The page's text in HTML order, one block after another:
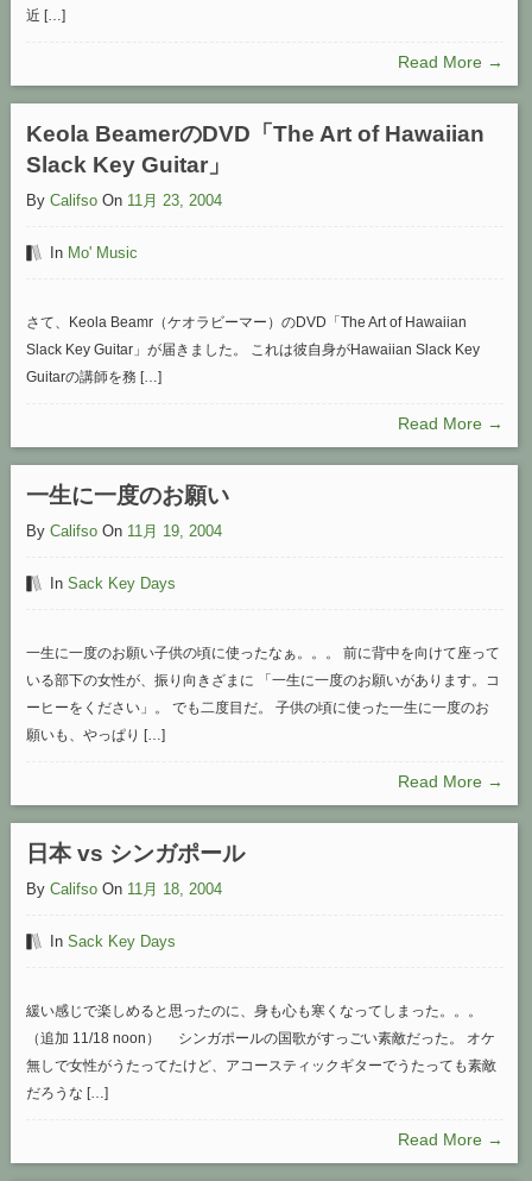
近 […]
Read More →
Keola BeamerのDVD「The Art of Hawaiian
Slack Key Guitar」
By Califso On 11月 23, 2004
In Mo' Music
さて、Keola Beamr（ケオラビーマー）のDVD「The Art of Hawaiian
Slack Key Guitar」が届きました。 これは彼自身がHawaiian Slack Key
Guitarの講師を務 […]
Read More →
一生に一度のお願い
By Califso On 11月 19, 2004
In Sack Key Days
一生に一度のお願い子供の頃に使ったなぁ。。。 前に背中を向けて座って
いる部下の女性が、振り向きざまに 「一生に一度のお願いがあります。コ
ーヒーをください」。 でも二度目だ。 子供の頃に使った一生に一度のお
願いも、やっぱり […]
Read More →
日本 vs シンガポール
By Califso On 11月 18, 2004
In Sack Key Days
緩い感じで楽しめると思ったのに、身も心も寒くなってしまった。。。
（追加 11/18 noon） シンガポールの国歌がすっごい素敵だった。 オケ
無しで女性がうたってたけど、アコースティックギターでうたっても素敵
だろうな […]
Read More →